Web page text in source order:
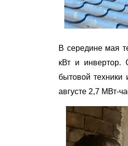
В середине мая
кВт и инвертор.
бытовой
августе 2,7 МВт-